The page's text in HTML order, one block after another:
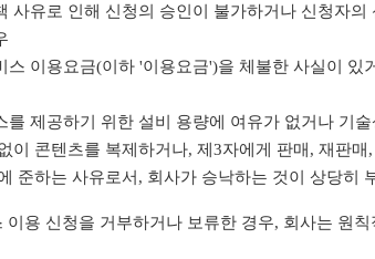
사유로 인해 신청의 승인이 불가하거나 신청자의
스 이용요금(이하 '이용요금')을 체불한 사실이 있
를 제공하기 위한 설비 용량에 여유가 없거나 기
이 콘텐츠를 복제하거나, 제3자에게 판매, 재판매
준하는 사유로서, 회사가 승낙하는 것이 상당히
용 신청을 거부하거나 보류한 경우, 회사는 원